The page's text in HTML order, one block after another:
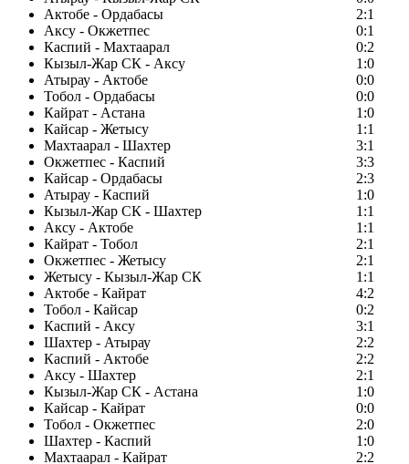
Актобе - Ордабасы
2:1
Аксу - Окжетпес
0:1
Каспий - Махтаарал
0:2
Кызыл-Жар СК - Аксу
1:0
Атырау - Актобе
0:0
Тобол - Ордабасы
0:0
Кайрат - Астана
1:0
Кайсар - Жетысу
1:1
Махтаарал - Шахтер
3:1
Окжетпес - Каспий
3:3
Кайсар - Ордабасы
2:3
Атырау - Каспий
1:0
Кызыл-Жар СК - Шахтер
1:1
Аксу - Актобе
1:1
Кайрат - Тобол
2:1
Окжетпес - Жетысу
2:1
Жетысу - Кызыл-Жар СК
1:1
Актобе - Кайрат
4:2
Тобол - Кайсар
0:2
Каспий - Аксу
3:1
Шахтер - Атырау
2:2
Каспий - Актобе
2:2
Аксу - Шахтер
2:1
Кызыл-Жар СК - Астана
1:0
Кайсар - Кайрат
0:0
Тобол - Окжетпес
2:0
Шахтер - Каспий
1:0
Махтаарал - Кайрат
2:2